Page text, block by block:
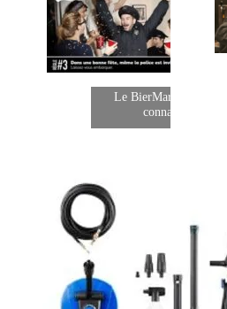
Le BierMarketing, vous
connaissez ?